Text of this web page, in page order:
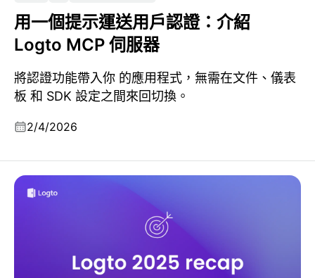
用一個提示運送用戶認證：介紹
Logto MCP 伺服器
將認證功能帶入你 的應用程式，無需在文件、儀表
板 和 SDK 設定之間來回切換。
2/4/2026
Logto 2025：擴展與信任